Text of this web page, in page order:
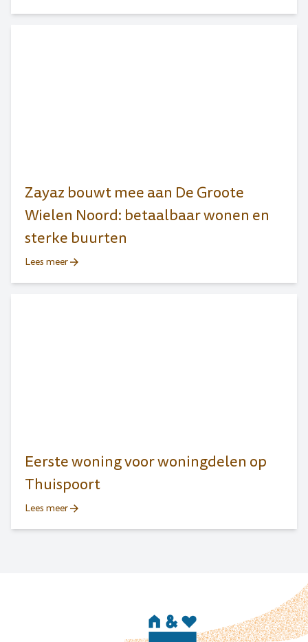
Zayaz bouwt mee aan De Groote
Wielen Noord: betaalbaar wonen en
sterke buurten
Lees meer
Eerste woning voor woningdelen op
Thuispoort
Lees meer